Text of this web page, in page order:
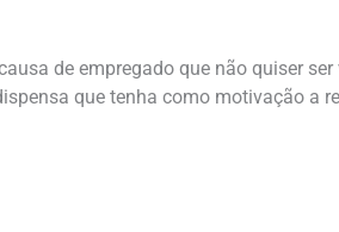
de empregado que não quiser
que tenha como motivação a